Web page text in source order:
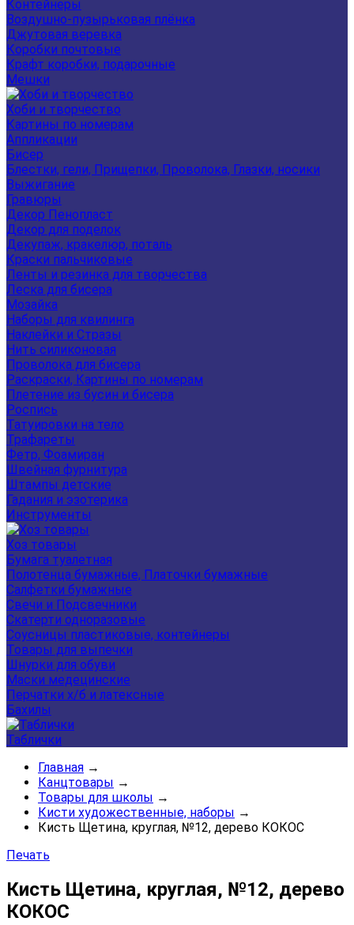
Контейнеры
Воздушно-пузырьковая плёнка
Джутовая веревка
Коробки почтовые
Крафт коробки, подарочные
Мешки
Хоби и творчество
Картины по номерам
Аппликации
Бисер
Блестки, гели, Прищепки, Проволока, Глазки, носики
Выжигание
Гравюры
Декор Пенопласт
Декор для поделок
Декупаж, кракелюр, поталь
Краски пальчиковые
Ленты и резинка для творчества
Леска для бисера
Мозайка
Наборы для квилинга
Наклейки и Стразы
Нить силиконовая
Проволока для бисера
Раскраски, Картины по номерам
Плетение из бусин и бисера
Роспись
Татуировки на тело
Трафареты
Фетр, Фоамиран
Швейная фурнитура
Штампы детские
Гадания и эзотерика
Инструменты
Хоз товары
Бумага туалетная
Полотенца бумажные, Платочки бумажные
Салфетки бумажные
Свечи и Подсвечники
Скатерти одноразовые
Соусницы пластиковые, контейнеры
Товары для выпечки
Шнурки для обуви
Маски медецинские
Перчатки х/б и латексные
Бахилы
Таблички
Главная →
Канцтовары →
Товары для школы →
Кисти художественные, наборы →
Кисть Щетина, круглая, №12, дерево КОКОС
Печать
Кисть Щетина, круглая, №12, дерево
КОКОС